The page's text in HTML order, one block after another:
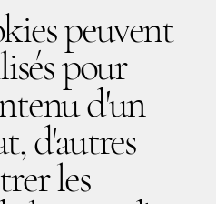
peuvent
pour
d'un
d'autres
les